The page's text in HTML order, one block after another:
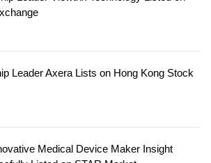
Leader Axera Lists on Hong Kong Stock
Medical Device Maker Insight